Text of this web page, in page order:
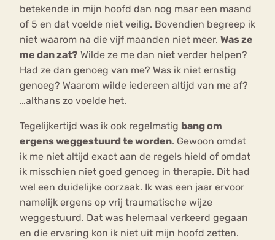
betekende in mijn hoofd dan nog maar een maand
of 5 en dat voelde niet veilig. Bovendien begreep ik
niet waarom na die vijf maanden niet meer. Was ze
me dan zat? Wilde ze me dan niet verder helpen?
Had ze dan genoeg van me? Was ik niet ernstig
genoeg? Waarom wilde iedereen altijd van me af?
…althans zo voelde het.
Tegelijkertijd was ik ook regelmatig bang om
ergens weggestuurd te worden. Gewoon omdat
ik me niet altijd exact aan de regels hield of omdat
ik misschien niet goed genoeg in therapie. Dit had
wel een duidelijke oorzaak. Ik was een jaar ervoor
namelijk ergens op vrij traumatische wijze
weggestuurd. Dat was helemaal verkeerd gegaan
en die ervaring kon ik niet uit mijn hoofd zetten.